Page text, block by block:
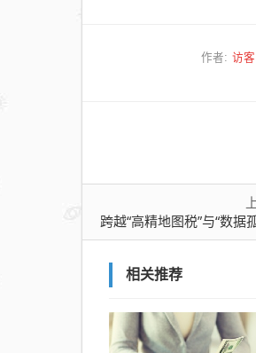
作者: 访客
跨越“高精地图税”与“数据孤岛”
相关推荐